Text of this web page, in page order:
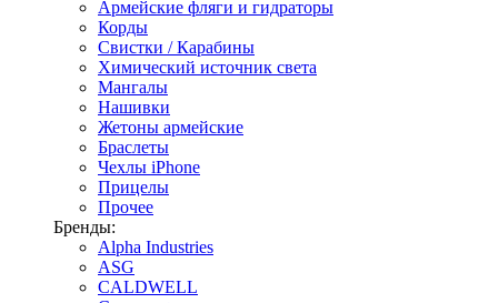
Армейские фляги и гидраторы
Корды
Свистки / Карабины
Химический источник света
Мангалы
Нашивки
Жетоны армейские
Браслеты
Чехлы iPhone
Прицелы
Прочее
Бренды:
Alpha Industries
ASG
CALDWELL